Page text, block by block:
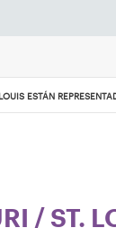
ESTÁN
/ ST.